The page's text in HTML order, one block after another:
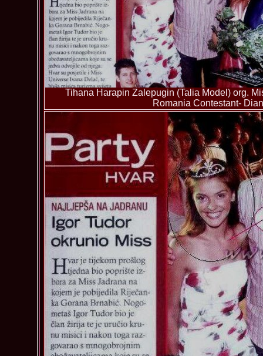
Tihana Harapin Zalepugin (Talia Model) org.
Romania Contestant-